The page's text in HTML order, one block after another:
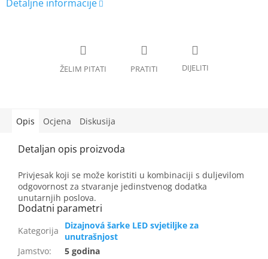
Opis Ocjena Diskusija
Privjesak koji se može koristiti u kombinaciji s duljevilom
odgovornost za stvaranje jedinstvenog dodatka
unutarnjih poslova.
Dizajnová šarke LED svjetiljke za
unutrašnjost
Jamstvo:
5 godina